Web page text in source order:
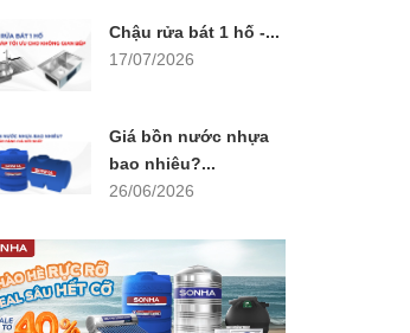
Chậu rửa bát 1 hố -...
17/07/2026
Giá bồn nước nhựa
bao nhiêu?...
26/06/2026